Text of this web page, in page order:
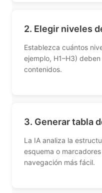
2. Elegir niveles
Establezca cuántos
ejemplo, H1–H3)
contenidos.
3. Generar tabla
La IA analiza la
esquema o
navegación más fácil.